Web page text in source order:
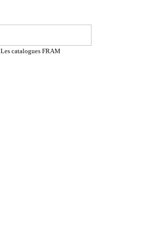
Les catalogues FRAM